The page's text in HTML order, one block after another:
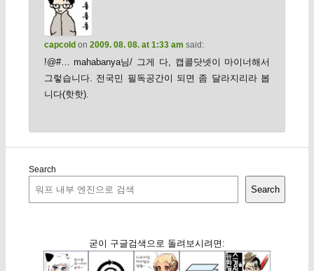
capcold on 2009. 08. 08. at 1:33 am said:
!@#… mahabanya님/ 그게 다, 캡콜닷넷이 마이너해서
그렇습니다. 전국민 필독공간이 되면 좀 달라지리라 봅
니다(핫핫).
Search
Search
굳이 구글검색으로 돌려보시려면: